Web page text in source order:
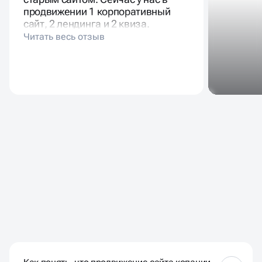
продвижении 1 корпоративный
сайт, 2 лендинга и 2 квиза.